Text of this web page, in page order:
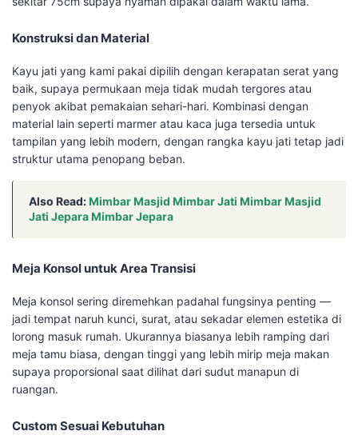
Konstruksi dan Material
Kayu jati yang kami pakai dipilih dengan kerapatan serat yang
baik, supaya permukaan meja tidak mudah tergores atau
penyok akibat pemakaian sehari-hari. Kombinasi dengan
material lain seperti marmer atau kaca juga tersedia untuk
tampilan yang lebih modern, dengan rangka kayu jati tetap jadi
struktur utama penopang beban.
Also Read:Mimbar Masjid Mimbar Jati Mimbar Masjid
Jati Jepara Mimbar Jepara
Meja Konsol untuk Area Transisi
Meja konsol sering diremehkan padahal fungsinya penting —
jadi tempat naruh kunci, surat, atau sekadar elemen estetika di
lorong masuk rumah. Ukurannya biasanya lebih ramping dari
meja tamu biasa, dengan tinggi yang lebih mirip meja makan
supaya proporsional saat dilihat dari sudut manapun di
ruangan.
Custom Sesuai Kebutuhan